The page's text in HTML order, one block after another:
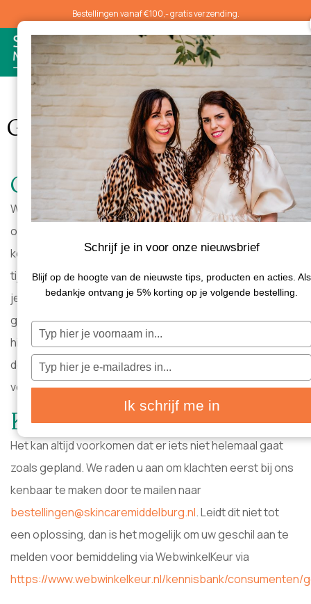
Bestellingen vanaf €100,- gratis verzending.
0
Garantie & klachten
Garantie
Wij geven om onze producten en doen logischerwijze
ons best om deze in topconditie aan je te leveren. Toch
komt het wel eens voor dat er een bestelling kapot gaat
tijdens transport of dat er iets anders gebeurt waardoor
je aanspraak kunt maken op garantie. Wil je bij een
gebrek aan een levering dit binnen 48u na ontvangst ons
hiervan op de hoogte stellen? Indien het gebrek binnen
de garantie valt, dan zullen wij kosteloos zorg dragen
voor reparatie of vervanging.
Klachten
Het kan altijd voorkomen dat er iets niet helemaal gaat
zoals gepland. We raden u aan om klachten eerst bij ons
kenbaar te maken door te mailen naar
bestellingen@skincaremiddelburg.nl. Leidt dit niet tot
een oplossing, dan is het mogelijk om uw geschil aan te
melden voor bemiddeling via WebwinkelKeur via
https://www.webwinkelkeur.nl/kennisbank/consumenten/
Schrijf je in voor onze nieuwsbrief
Blijf op de hoogte van de nieuwste tips, producten en acties. Als
bedankje ontvang je 5% korting op je volgende bestelling.
Typ
naam
in
Typ
e-
mailadres
Ik schrijf me in